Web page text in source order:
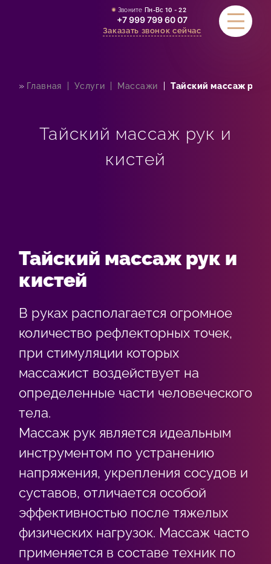
Звоните Пн-Вс 10 - 22
+7 999 799 60 07
Заказать звонок сейчас
УСЛУГИ
» Главная Услуги Массажи Тайский массаж рук
Тайский массаж рук и
кистей
Тайский массаж рук и
кистей
В руках располагается огромное
количество рефлекторных точек,
при стимуляции которых
массажист воздействует на
определенные части человеческого
тела.
Массаж рук является идеальным
инструментом по устранению
напряжения, укрепления сосудов и
суставов, отличается особой
эффективностью после тяжелых
физических нагрузок. Массаж часто
применяется в составе техник по